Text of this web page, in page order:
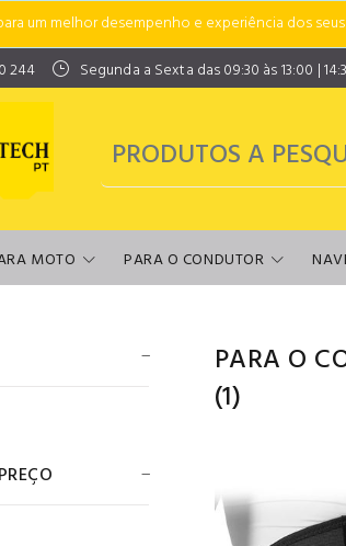
um melhor desempenho e experiência dos
244
Segunda a Sexta das 09:30 às 13:00 |
MOTO PARA O CONDUTOR
PARA O
(1)